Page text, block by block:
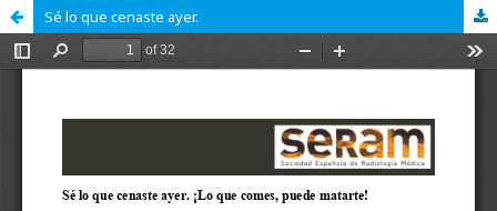
Sé lo que cenaste ayer.